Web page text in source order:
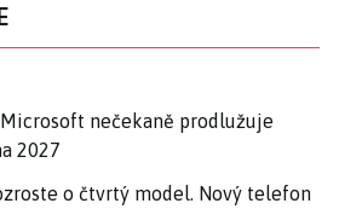
nečekaně prodlužuje
2027
o čtvrtý model. Nový telefon